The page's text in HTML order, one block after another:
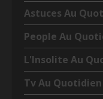
Astuces Au
People Au
L'Insolite Au
Tv Au Quotidien